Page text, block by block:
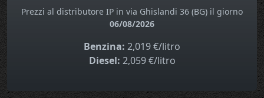
Prezzi al distributore IP in via Ghislandi 36 (BG) il giorno
06/08/2026
Benzina: 2,019 €/litro
Diesel: 2,059 €/litro